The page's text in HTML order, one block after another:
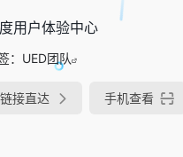
用户体验中心
： UED团队
链接直达 手机查看